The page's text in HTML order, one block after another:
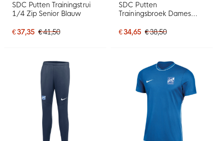
SDC Putten Trainingstrui
1/4 Zip Senior Blauw
€ 37,35 € 41,50
SDC Putten
Trainingsbroek Dames
€ 34,65 € 38,50